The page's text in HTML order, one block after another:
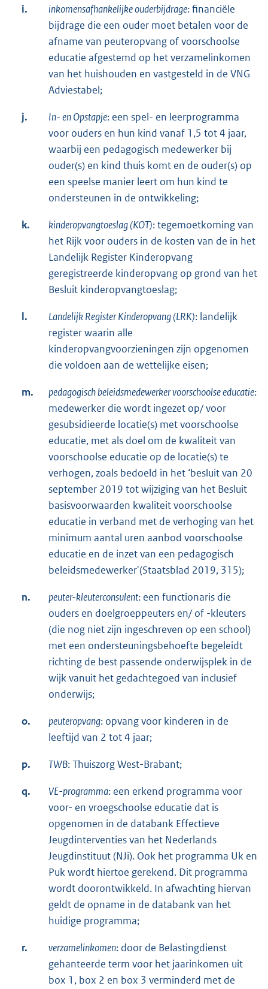
i. inkomensafhankelijke ouderbijdrage: financiële
bijdrage die een ouder moet betalen voor de
afname van peuteropvang of voorschoolse
educatie afgestemd op het verzamelinkomen
van het huishouden en vastgesteld in de VNG
Adviestabel;
j. In- en Opstapje: een spel- en leerprogramma
voor ouders en hun kind vanaf 1,5 tot 4 jaar,
waarbij een pedagogisch medewerker bij
ouder(s) en kind thuis komt en de ouder(s) op
een speelse manier leert om hun kind te
ondersteunen in de ontwikkeling;
k. kinderopvangtoeslag (KOT): tegemoetkoming van
het Rijk voor ouders in de kosten van de in het
Landelijk Register Kinderopvang
geregistreerde kinderopvang op grond van het
Besluit kinderopvangtoeslag;
l. Landelijk Register Kinderopvang (LRK): landelijk
register waarin alle
kinderopvangvoorzieningen zijn opgenomen
die voldoen aan de wettelijke eisen;
m. pedagogisch beleidsmedewerker voorschoolse educatie:
medewerker die wordt ingezet op/ voor
gesubsidieerde locatie(s) met voorschoolse
educatie, met als doel om de kwaliteit van
voorschoolse educatie op de locatie(s) te
verhogen, zoals bedoeld in het ‘besluit van 20
september 2019 tot wijziging van het Besluit
basisvoorwaarden kwaliteit voorschoolse
educatie in verband met de verhoging van het
minimum aantal uren aanbod voorschoolse
educatie en de inzet van een pedagogisch
beleidsmedewerker'(Staatsblad 2019, 315);
n. peuter-kleuterconsulent: een functionaris die
ouders en doelgroeppeuters en/ of -kleuters
(die nog niet zijn ingeschreven op een school)
met een ondersteuningsbehoefte begeleidt
richting de best passende onderwijsplek in de
wijk vanuit het gedachtegoed van inclusief
onderwijs;
o. peuteropvang: opvang voor kinderen in de
leeftijd van 2 tot 4 jaar;
p. TWB: Thuiszorg West-Brabant;
q. VE-programma: een erkend programma voor
voor- en vroegschoolse educatie dat is
opgenomen in de databank Effectieve
Jeugdinterventies van het Nederlands
Jeugdinstituut (NJi). Ook het programma Uk en
Puk wordt hiertoe gerekend. Dit programma
wordt doorontwikkeld. In afwachting hiervan
geldt de opname in de databank van het
huidige programma;
r. verzamelinkomen: door de Belastingdienst
gehanteerde term voor het jaarinkomen uit
box 1, box 2 en box 3 verminderd met de